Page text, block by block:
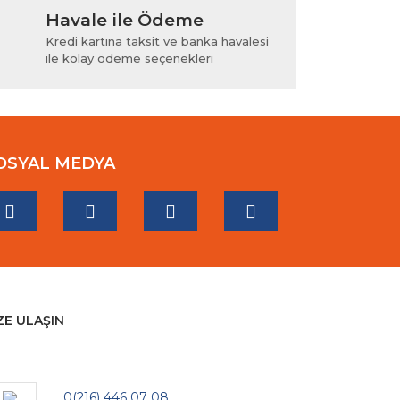
Havale ile Ödeme
Kredi kartına taksit ve banka havalesi
ile kolay ödeme seçenekleri
MEDYA
ULAŞIN